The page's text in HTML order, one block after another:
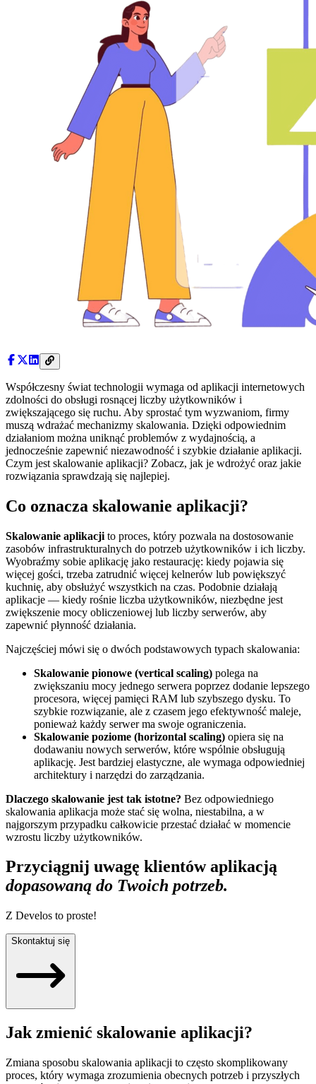
Współczesny świat technologii wymaga od aplikacji internetowych
zdolności do obsługi rosnącej liczby użytkowników i
zwiększającego się ruchu. Aby sprostać tym wyzwaniom, firmy
muszą wdrażać mechanizmy skalowania. Dzięki odpowiednim
działaniom można uniknąć problemów z wydajnością, a
jednocześnie zapewnić niezawodność i szybkie działanie aplikacji.
Czym jest skalowanie aplikacji? Zobacz, jak je wdrożyć oraz jakie
rozwiązania sprawdzają się najlepiej.
Co oznacza skalowanie aplikacji?
Skalowanie aplikacji to proces, który pozwala na dostosowanie
zasobów infrastrukturalnych do potrzeb użytkowników i ich liczby.
Wyobraźmy sobie aplikację jako restaurację: kiedy pojawia się
więcej gości, trzeba zatrudnić więcej kelnerów lub powiększyć
kuchnię, aby obsłużyć wszystkich na czas. Podobnie działają
aplikacje — kiedy rośnie liczba użytkowników, niezbędne jest
zwiększenie mocy obliczeniowej lub liczby serwerów, aby
zapewnić płynność działania.
Najczęściej mówi się o dwóch podstawowych typach skalowania:
Skalowanie pionowe (vertical scaling) polega na
zwiększaniu mocy jednego serwera poprzez dodanie lepszego
procesora, więcej pamięci RAM lub szybszego dysku. To
szybkie rozwiązanie, ale z czasem jego efektywność maleje,
ponieważ każdy serwer ma swoje ograniczenia.
Skalowanie poziome (horizontal scaling) opiera się na
dodawaniu nowych serwerów, które wspólnie obsługują
aplikację. Jest bardziej elastyczne, ale wymaga odpowiedniej
architektury i narzędzi do zarządzania.
Dlaczego skalowanie jest tak istotne? Bez odpowiedniego
skalowania aplikacja może stać się wolna, niestabilna, a w
najgorszym przypadku całkowicie przestać działać w momencie
wzrostu liczby użytkowników.
Przyciągnij uwagę klientów aplikacją
dopasowaną do Twoich potrzeb.
Z Develos to proste!
Skontaktuj się
Jak zmienić skalowanie aplikacji?
Zmiana sposobu skalowania aplikacji to często skomplikowany
proces, który wymaga zrozumienia obecnych potrzeb i przyszłych